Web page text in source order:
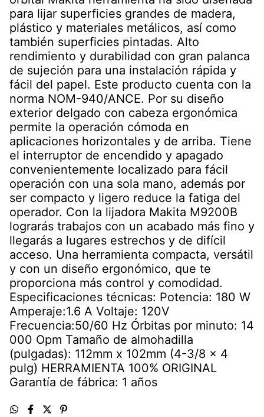
para lijar superficies grandes de madera,
plástico y materiales metálicos, así como
también superficies pintadas. Alto
rendimiento y durabilidad con gran palanca
de sujeción para una instalación rápida y
fácil del papel. Este producto cuenta con la
norma NOM-940/ANCE. Por su diseño
exterior delgado con cabeza ergonómica
permite la operación cómoda en
aplicaciones horizontales y de arriba. Tiene
el interruptor de encendido y apagado
convenientemente localizado para fácil
operación con una sola mano, además por
ser compacto y ligero reduce la fatiga del
operador. Con la lijadora Makita M9200B
lograrás trabajos con un acabado más fino y
llegarás a lugares estrechos y de difícil
acceso. Una herramienta compacta, versátil
y con un diseño ergonómico, que te
proporciona más control y comodidad.
Especificaciones técnicas: Potencia: 180 W
Amperaje:1.6 A Voltaje: 120V
Frecuencia:50/60 Hz Órbitas por minuto: 14
000 Opm Tamaño de almohadilla
(pulgadas): 112mm x 102mm (4-3/8 x 4
pulg) HERRAMIENTA 100% ORIGINAL
Garantía de fábrica: 1 años